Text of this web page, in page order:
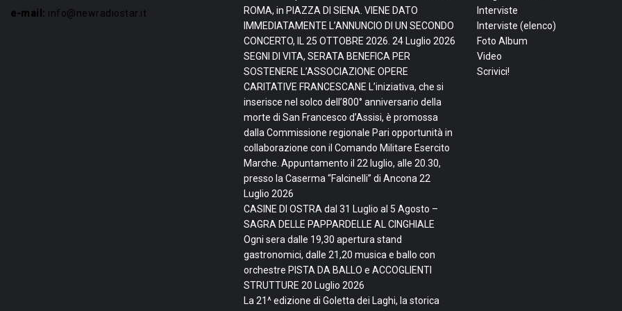
e-mail: info@newradiostar.it
ROMA, in PIAZZA DI SIENA. VIENE DATO
IMMEDIATAMENTE L’ANNUNCIO DI UN SECONDO
CONCERTO, IL 25 OTTOBRE 2026. 24 Luglio 2026
SEGNI DI VITA, SERATA BENEFICA PER
SOSTENERE L’ASSOCIAZIONE OPERE
CARITATIVE FRANCESCANE L’iniziativa, che si
inserisce nel solco dell’800° anniversario della
morte di San Francesco d’Assisi, è promossa
dalla Commissione regionale Pari opportunità in
collaborazione con il Comando Militare Esercito
Marche. Appuntamento il 22 luglio, alle 20.30,
presso la Caserma “Falcinelli” di Ancona22
Luglio 2026
CASINE DI OSTRA dal 31 Luglio al 5 Agosto –
SAGRA DELLE PAPPARDELLE AL CINGHIALE
Ogni sera dalle 19,30 apertura stand
gastronomici, dalle 21,20 musica e ballo con
orchestre PISTA DA BALLO e ACCOGLIENTI
STRUTTURE 20 Luglio 2026
La 21^ edizione di Goletta dei Laghi, la storica
Interviste
Interviste (elenco)
Foto Album
Video
Scrivici!